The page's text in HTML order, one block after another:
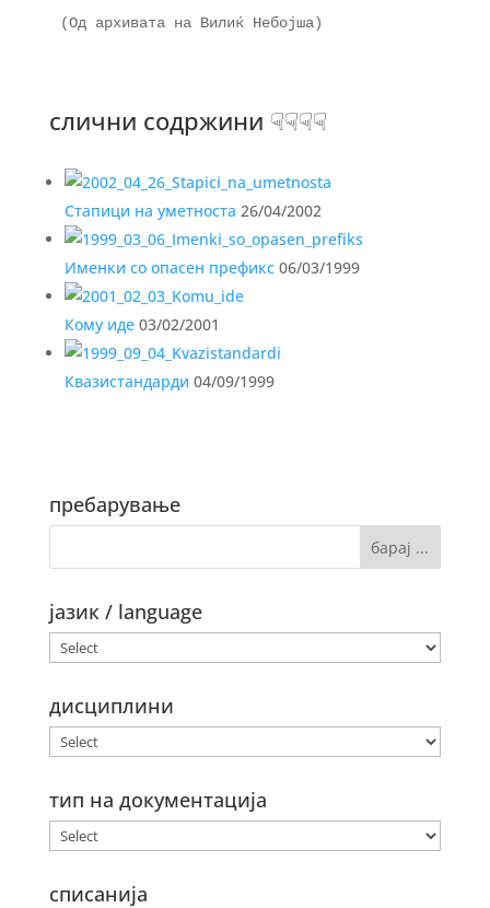
(Од архивата на Вилиќ Небојша)
слични содржини ☟☟☟☟
Стапици на уметноста 26/04/2002
Именки со опасен префикс06/03/1999
Кому иде03/02/2001
Квазистандарди 04/09/1999
пребарување
јазик / language
дисциплини
тип на документација
списанија